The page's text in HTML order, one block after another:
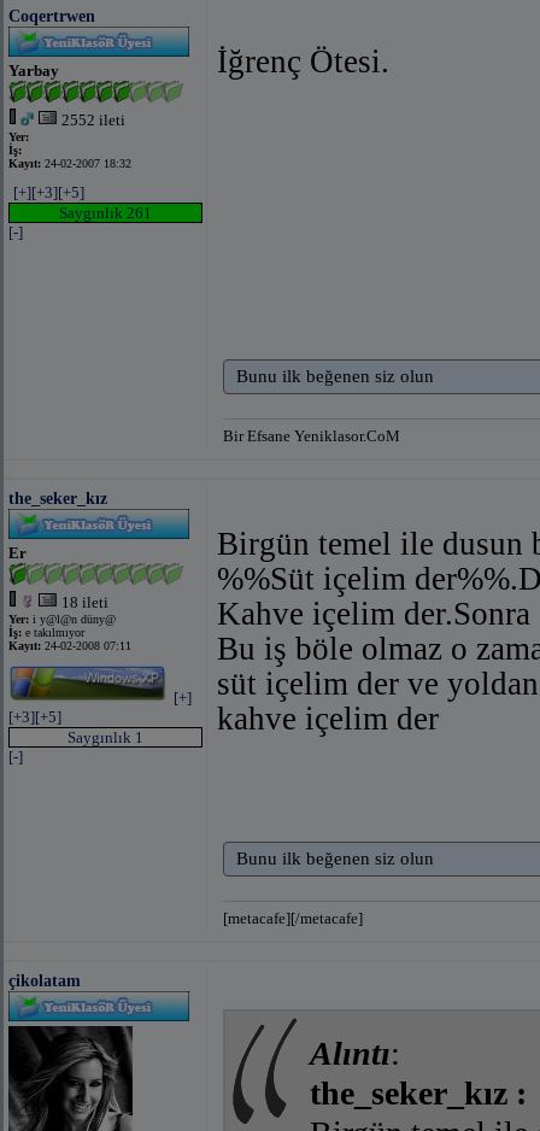
Coqertrwen
Yarbay
2552 ileti
Yer:
İş:
Kayıt: 24-02-2007 18:32
[+][+3][+5]
Saygınlık 261
[-]
İğrenç Ötesi.
Bunu ilk beğenen siz olun
Bir Efsane Yeniklasor.CoM
the_seker_kız
Er
18 ileti
Yer: i y@l@n düny@
İş: e takılmıyor
Kayıt: 24-02-2008 07:11
[+]
[+3][+5]
Saygınlık 1
[-]
Birgün temel ile
%%Süt içelim
Kahve içelim
Bu iş böle olmaz o
süt içelim der ve
kahve içelim der
Bunu ilk beğenen siz olun
[metacafe][/metacafe]
çikolatam
Alıntı:
the_seker_kız :